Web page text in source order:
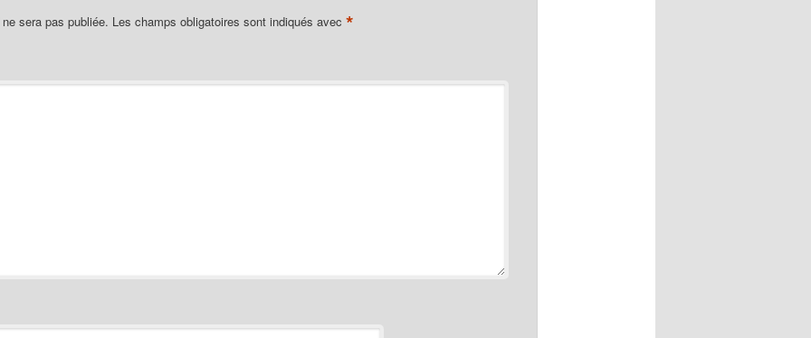
sera pas publiée. Les champs obligatoires sont indiqués avec *